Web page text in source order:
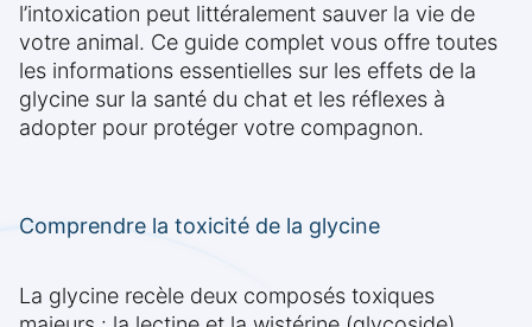
l’intoxication peut littéralement sauver la vie de
votre animal. Ce guide complet vous offre toutes
les informations essentielles sur les effets de la
glycine sur la santé du chat et les réflexes à
adopter pour protéger votre compagnon.
Comprendre la toxicité de la glycine
La glycine recèle deux composés toxiques